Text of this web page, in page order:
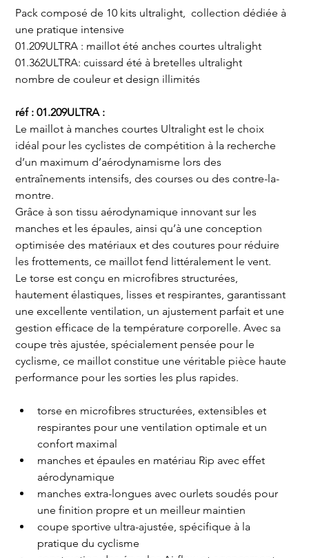
Pack composé de 10 kits ultralight,  collection dédiée à
une pratique intensive
01.209ULTRA : maillot été anches courtes ultralight
01.362ULTRA: cuissard été à bretelles ultralight
nombre de couleur et design illimités
réf : 01.209ULTRA :
Le maillot à manches courtes Ultralight est le choix
idéal pour les cyclistes de compétition à la recherche
d’un maximum d’aérodynamisme lors des
entraînements intensifs, des courses ou des contre-la-
montre.
Grâce à son tissu aérodynamique innovant sur les
manches et les épaules, ainsi qu’à une conception
optimisée des matériaux et des coutures pour réduire
les frottements, ce maillot fend littéralement le vent.
Le torse est conçu en microfibres structurées,
hautement élastiques, lisses et respirantes, garantissant
une excellente ventilation, un ajustement parfait et une
gestion efficace de la température corporelle. Avec sa
coupe très ajustée, spécialement pensée pour le
cyclisme, ce maillot constitue une véritable pièce haute
performance pour les sorties les plus rapides.
torse en microfibres structurées, extensibles et
respirantes pour une ventilation optimale et un
confort maximal
manches et épaules en matériau Rip avec effet
aérodynamique
manches extra-longues avec ourlets soudés pour
une finition propre et un meilleur maintien
coupe sportive ultra-ajustée, spécifique à la
pratique du cyclisme